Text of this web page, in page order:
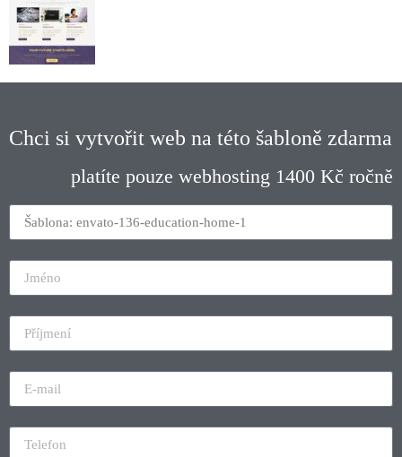
Chci si vytvořit web na této šabloně zdarma
platíte pouze webhosting 1400 Kč ročně